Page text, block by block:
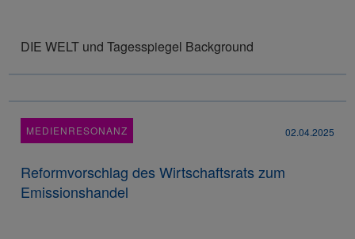
DIE WELT und Tagesspiegel Background
MEDIENRESONANZ 02.04.2025
Reformvorschlag des Wirtschaftsrats zum
Emissionshandel